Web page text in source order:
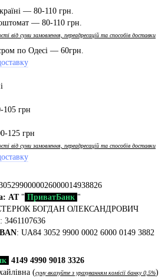
— 80-110 грн.
— 80-110 грн.
від суми замовлення, переадресацій та способів доставки
по Одесі — 60грн.
105 грн
125 грн
від суми замовлення, переадресацій та способів доставки
АТ" ПриватБанк "
БОГДАН ОЛЕКСАНДРОВИЧ
: 3461107636
: UA84 3052 9900 0002 6000 0149 3882
4149 4990 9018 3326
(суму вказуйте з урахуванням комісії банку 0,5%)